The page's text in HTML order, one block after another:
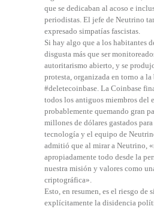
que se dedicaban al acoso e
periodistas. El jefe de Neutrino
expresado simpatías fascistas.
Si hay algo que a los habitantes
disgusta más que ser
autoritarismo abierto, y se
protesta, organizada en torno a la
#deletecoinbase. La Coinbase
todos los antiguos miembros del
probablemente quemando gran
millones de dólares gastados
tecnología y el equipo de
admitió que al mirar a Neutrino,
apropiadamente todo desde la
nuestra misión y valores como
criptográfica».
Esto, en resumen, es el riesgo de
explícitamente la disidencia